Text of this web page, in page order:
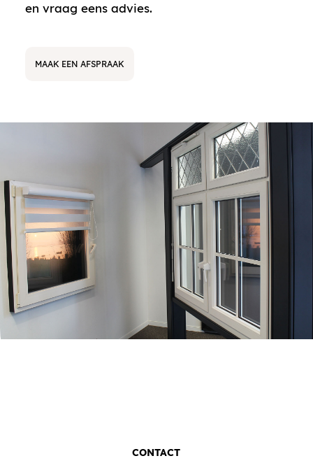
en vraag eens advies.
MAAK EEN AFSPRAAK
CONTACT